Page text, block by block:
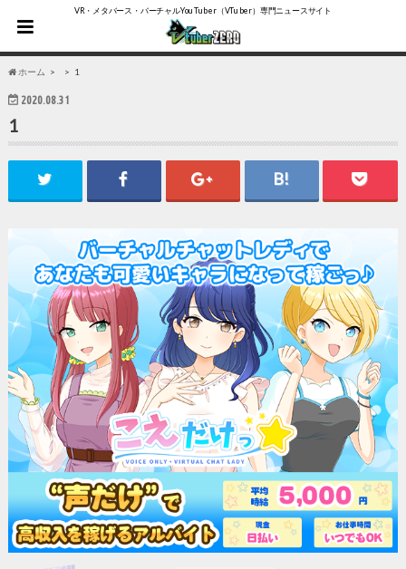
VR・メタバース・バーチャルYouTuber（VTuber）専門ニュースサイト
ホーム 1
2020.08.31
1